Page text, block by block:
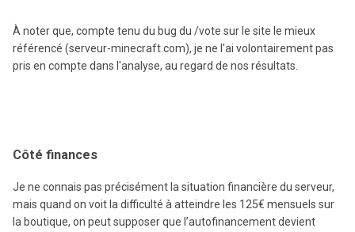
À noter que, compte tenu du bug du /vote sur le site le mieux
référencé (serveur-minecraft.com), je ne l'ai volontairement pas
pris en compte dans l'analyse, au regard de nos résultats.
Côté finances
Je ne connais pas précisément la situation financière du serveur,
mais quand on voit la difficulté à atteindre les 125€ mensuels sur
la boutique, on peut supposer que l’autofinancement devient